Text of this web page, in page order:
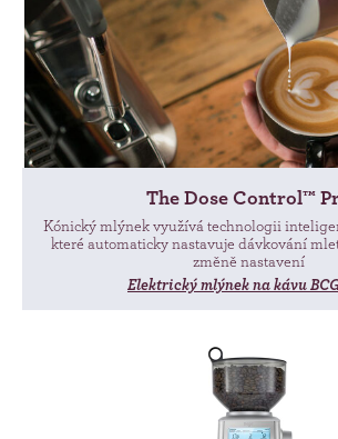
The Dose Control™
Kónický mlýnek využívá technologii
které automaticky nastavuje dávkování
změně nastavení
Elektrický mlýnek na kávu